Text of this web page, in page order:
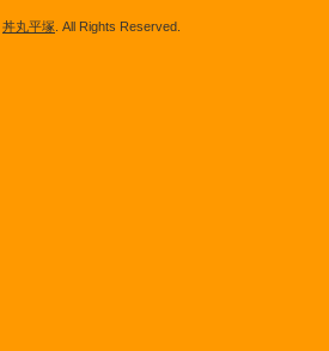
丼丸平塚 . All Rights Reserved.